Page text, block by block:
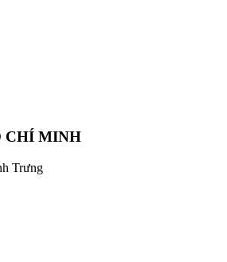
CHÍ MINH
Trưng